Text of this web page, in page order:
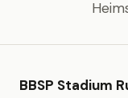
BBSP Stadium